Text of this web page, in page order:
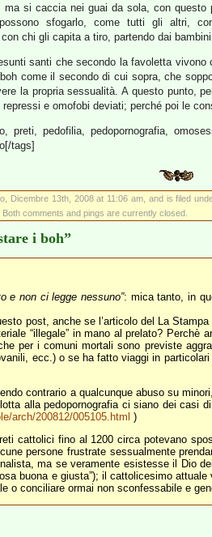
ma si caccia nei guai da sola, con questo
sfogarlo, come tutti gli altri,
chi gli capita a tiro, partendo dai bambini
santi che secondo la favoletta
come il secondo di cui sopra, che
la propria sessualità. A questo punto,
e omofobi deviati; perché poi le
preti, pedofilia, pedopornografia,
tags]
Dicembre 13th, 2008 at 11:06 am, and is filed
Both comments and pings are currently closed.
i boh”
e non ci legge nessuno”: mica tanto, in
post, anche se l’articolo del La
“illegale” in mano al prelato? Perchè
per i comuni mortali sono previste
ecc.) o se ha fatto viaggi in
contrario a qualcunque abuso su
alla pedopornografia ci siano dei
arch/200812/005105.html )
cattolici fino al 1200 circa potevano
persone frustrate sessualmente
ma se veramente esistesse il Dio
buona e giusta”); il cattolicesimo
o conciliare ormai non sconfessabile e